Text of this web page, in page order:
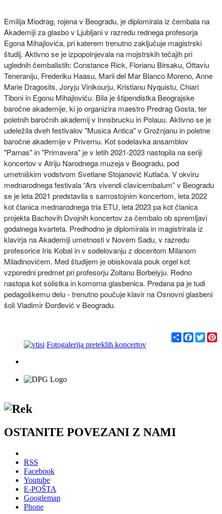
Emilija Miodrag, rojena v Beogradu, je diplomirala iz čembala na
Akademiji za glasbo v Ljubljani v razredu rednega profesorja
Egona Mihajlovića, pri katerem trenutno zaključuje magistrski
študij. Aktivno se je izpopolnjevala na mojstrskih tečajih pri
uglednih čembalistih: Constance Rick, Florianu Birsaku, Ottaviu
Teneraniju, Frederiku Haasu, Marii del Mar Blanco Moreno, Anne
Marie Dragosits, Joryju Vinikourju, Kristianu Nyquistu, Chiari
Tiboni in Egonu Mihajloviću. Bila je štipendistka Beograjske
baročne akademije, ki jo organizira maestro Predrag Gosta, ter
poletnih baročnih akademij v Innsbrucku in Polauu. Aktivno se je
udeležila dveh festivalov "Musica Antica" v Grožnjanu in poletne
baročne akademije v Privernu. Kot sodelavka ansamblov
"Parnas" in "Primavera" je v letih 2021-2023 nastopila na seriji
koncertov v Atriju Narodnega muzeja v Beogradu, pod
umetniškim vodstvom Svetlane Stojanović Kutlača. V okviru
mednarodnega festivala “Ars vivendi clavicembalum” v Beogradu
se je leta 2021 predstavila s samostojnim koncertom, leta 2022
kot članica mednarodnega tria ETU, leta 2023 pa kot članica
projekta Bachovih Dvojnih koncertov za čembalo ob spremljavi
godalnega kvarteta. Predhodno je diplomirala in magistrirala iz
klavirja na Akademiji umetnosti v Novem Sadu, v razredu
profesorice Iris Kobal in v sodelovanju z docentom Milanom
Miladinovićem. Med študijem je obiskovala pouk orgel kot
vzporedni predmet pri profesorju Zoltanu Borbelyju. Redno
nastopa kot solistka in komorna glasbenica. Predana pa je tudi
pedagoškemu delu - trenutno poučuje klavir na Osnovni glasbeni
šoli Vladimir Đorđević v Beogradu.
С
п
F
a
T
w
Fotogalerija preteklih koncertov
OSTANITE POVEZANI Z NAMI
RSS
Facebook
Youtube
E-POŠTA
Googlemap
Phone